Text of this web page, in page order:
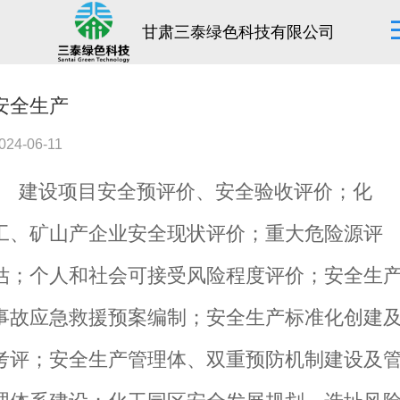
甘肃三泰绿色科技有限公司
全生产
06-11
建设项目安全预评价、安全验收评价；化
、矿山产企业安全现状评价；重大危险源评
；个人和社会可接受风险程度评价；安全生
故应急救援预案编制；安全生产标准化创建及
评；安全生产管理体、双重预防机制建设及